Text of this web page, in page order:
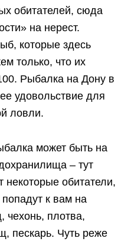
обитателей, сюда
на нерест.
которые здесь
только, что их
Рыбалка на Дону в
удовольствие для
ловли.
может быть на
– тут
обитатели,
к вам на
чехонь, плотва,
пескарь. Чуть реже